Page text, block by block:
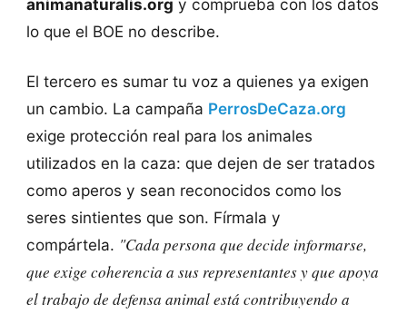
lo que el BOE no describe.
El tercero es sumar tu voz a quienes ya exigen
un cambio. La campaña PerrosDeCaza.org
exige protección real para los animales
utilizados en la caza: que dejen de ser tratados
como aperos y sean reconocidos como los
seres sintientes que son. Fírmala y
compártela. "Cada persona que decide informarse,
que exige coherencia a sus representantes y que apoya
el trabajo de defensa animal está contribuyendo a